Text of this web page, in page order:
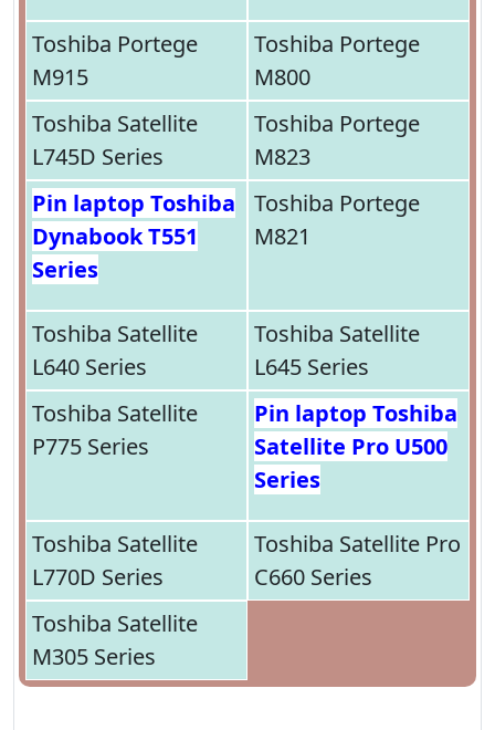
Toshiba Portege
M915
Toshiba Portege
M800
Toshiba Satellite
L745D Series
Toshiba Portege
M823
Pin laptop Toshiba
Dynabook T551
Series
Toshiba Portege
M821
Toshiba Satellite
L640 Series
Toshiba Satellite
L645 Series
Toshiba Satellite
P775 Series
Pin laptop Toshiba
Satellite Pro U500
Series
Toshiba Satellite
L770D Series
Toshiba Satellite Pro
C660 Series
Toshiba Satellite
M305 Series